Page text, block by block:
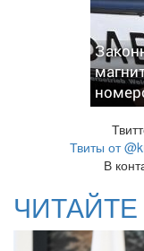
Твиты от
В